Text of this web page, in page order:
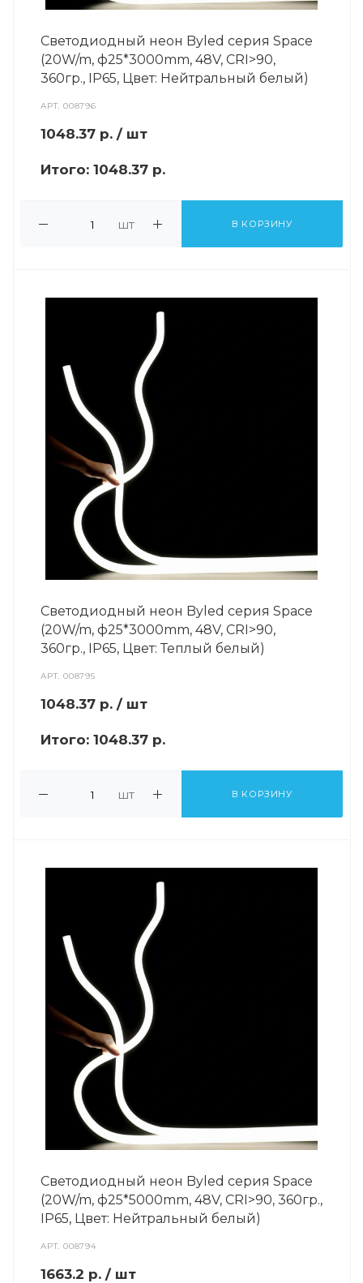
Светодиодный неон Byled серия Space
(20W/m, ф25*3000mm, 48V, CRI>90,
360гр., IP65, Цвет: Нейтральный белый)
АРТ.008796
1048.37 р. / шт
Итого: 1048.37 р.
шт В КОРЗИНУ
Светодиодный неон Byled серия Space
(20W/m, ф25*3000mm, 48V, CRI>90,
360гр., IP65, Цвет: Теплый белый)
АРТ.008795
1048.37 р. / шт
Итого: 1048.37 р.
шт В КОРЗИНУ
Светодиодный неон Byled серия Space
(20W/m, ф25*5000mm, 48V, CRI>90, 360гр.,
IP65, Цвет: Нейтральный белый)
АРТ.008794
1663.2 р. / шт